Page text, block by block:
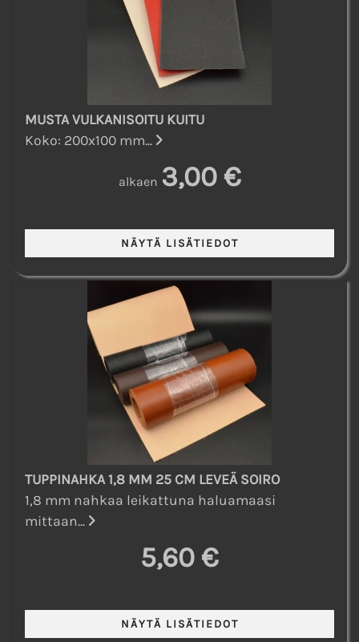
MUSTA VULKANISOITU KUITU
Koko: 200x100 mm...
alkaen 3,00 €
TUPPINAHKA 1,8 MM 25 CM LEVEÄ SOIRO
1,8 mm nahkaa leikattuna haluamaasi
mittaan...
5,60 €